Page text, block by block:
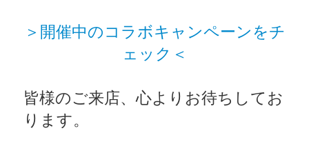
＞開催中のコラボキャンペーンをチ
ェック＜
皆様のご来店、心よりお待ちしてお
ります。